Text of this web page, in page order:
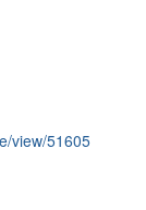
view/51605